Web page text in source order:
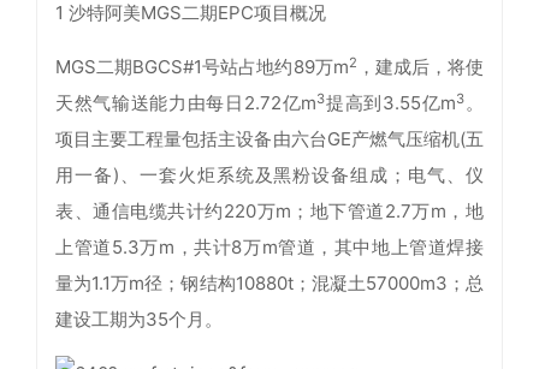
1 沙特阿美MGS二期EPC项目概况
MGS二期BGCS#1号站占地约89万m2 ，建成后，将使
天然气输送能力由每日2.72亿m3提高到3.55亿m3。
项目主要工程量包括主设备由六台GE产燃气压缩机(五
用一备)、一套火炬系统及黑粉设备组成；电气、仪
表、通信电缆共计约220万m；地下管道2.7万m，地
上管道5.3万m，共计8万m管道，其中地上管道焊接
量为1.1万m径；钢结构10880t；混凝土57000m3；总
建设工期为35个月。